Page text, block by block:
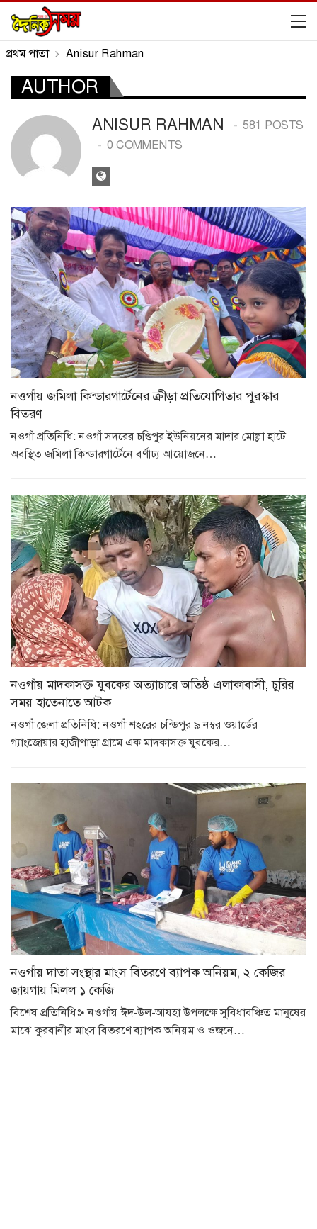
প্রথম পাতা Anisur Rahman
AUTHOR
ANISUR RAHMAN
581 POSTS
0 COMMENTS
নওগাঁয় জমিলা কিন্ডারগার্টেনের ক্রীড়া প্রতিযোগিতার পুরস্কার
বিতরণ
নওগাঁ প্রতিনিধি: নওগাঁ সদরের চণ্ডিপুর ইউনিয়নের মাদার মোল্লা হাটে
অবস্থিত জমিলা কিন্ডারগার্টেনে বর্ণাঢ্য আয়োজনে…
নওগাঁয় মাদকাসক্ত যুবকের অত্যাচারে অতিষ্ঠ এলাকাবাসী, চুরির
সময় হাতেনাতে আটক
নওগাঁ জেলা প্রতিনিধি: নওগাঁ শহরের চন্ডিপুর ৯ নম্বর ওয়ার্ডের
গ্যাংজোয়ার হাজীপাড়া গ্রামে এক মাদকাসক্ত যুবকের…
নওগাঁয় দাতা সংস্থার মাংস বিতরণে ব্যাপক অনিয়ম, ২ কেজির
জায়গায় মিলল ১ কেজি
বিশেষ প্রতিনিধিঃ• নওগাঁয় ঈদ-উল-আযহা উপলক্ষে সুবিধাবঞ্চিত মানুষের
মাঝে কুরবানীর মাংস বিতরণে ব্যাপক অনিয়ম ও ওজনে…